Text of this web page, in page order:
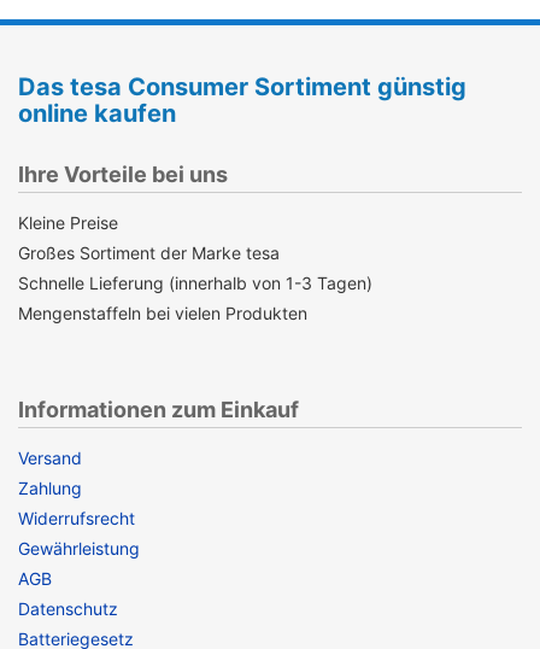
Das tesa Consumer Sortiment günstig
online kaufen
Ihre Vorteile bei uns
Kleine Preise
Großes Sortiment der Marke tesa
Schnelle Lieferung (innerhalb von 1-3 Tagen)
Mengenstaffeln bei vielen Produkten
Informationen zum Einkauf
Versand
Zahlung
Widerrufsrecht
Gewährleistung
AGB
Datenschutz
Batteriegesetz